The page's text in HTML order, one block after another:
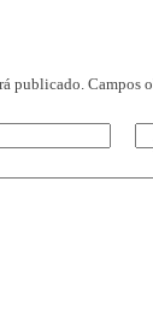
publicado. Campos